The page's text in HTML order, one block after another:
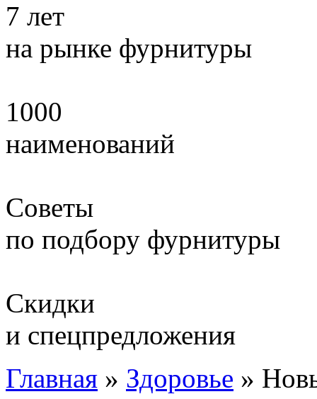
7 лет
на рынке фурнитуры
1000
наименований
Советы
по подбору фурнитуры
Скидки
и спецпредложения
Главная » Здоровье »